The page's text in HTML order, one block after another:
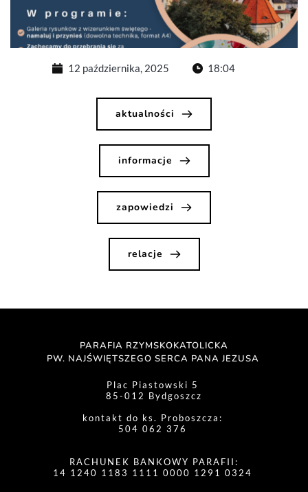
12 października, 2025 18:04
aktualności
informacje
zapowiedzi
relacje
PARAFIA RZYMSKOKATOLICKA
PW. NAJŚWIĘTSZEGO SERCA PANA JEZUSA
Plac Piastowski 5
85-012 Bydgoszcz
kontakt do ks. Proboszcza:
504 062 376
RACHUNEK BANKOWY PARAFII:
14 1240 1183 1111 0000 1291 0324